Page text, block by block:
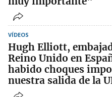
VÍDEOS
Hugh Elliott,
Reino Unido en
habido choques
nuestra salida de la